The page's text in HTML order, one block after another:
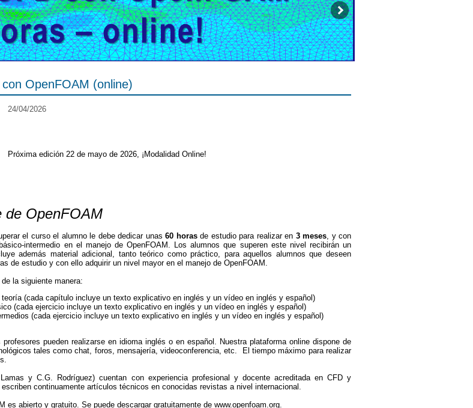
OpenFOAM (online)
24/04/2026
Próxima edición 22 de mayo de 2026, ¡Modalidad Online!
de OpenFOAM
el curso el alumno le debe dedicar unas60 horasde estudio para realizar en 3 meses, y con
intermedio en el manejo de OpenFOAM. Los alumnos que superen este nivel recibirán un
además material adicional, tanto teórico como práctico, para aquellos alumnos que deseen
de estudio y con ello adquirir un nivel mayor en el manejo de OpenFOAM.
la siguiente manera:
teoría (cada capítulo incluye un texto explicativo en inglés y un vídeo en inglés y español)
(cada ejercicio incluye un texto explicativo en inglés y un vídeo en inglés y español)
(cada ejercicio incluye un texto explicativo en inglés y un vídeo en inglés y español)
pueden realizarse en idioma inglés o en español. Nuestra plataforma online dispone de
tales como chat, foros, mensajería, videoconferencia, etc. El tiempo máximo para realizar
y C.G. Rodríguez) cuentan con experiencia profesional y docente acreditada en CFD y
continuamente artículos técnicos en conocidas revistas a nivel internacional.
es abierto y gratuito. Se puede descargar gratuitamente de www.openfoam.org.